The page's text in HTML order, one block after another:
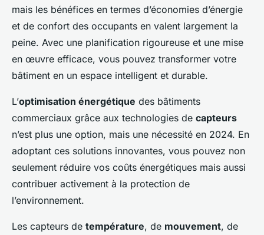
mais les bénéfices en termes d’économies d’énergie
et de confort des occupants en valent largement la
peine. Avec une planification rigoureuse et une mise
en œuvre efficace, vous pouvez transformer votre
bâtiment en un espace intelligent et durable.
L’optimisation énergétique des bâtiments
commerciaux grâce aux technologies de capteurs
n’est plus une option, mais une nécessité en 2024. En
adoptant ces solutions innovantes, vous pouvez non
seulement réduire vos coûts énergétiques mais aussi
contribuer activement à la protection de
l’environnement.
Les capteurs de température, de mouvement, de